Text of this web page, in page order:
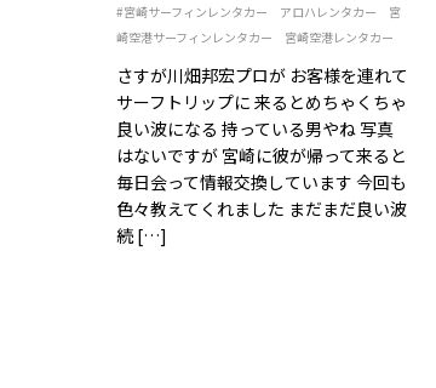
#宮崎サーフィンレンタカー アロハレンタカー
宮
崎空港サーフィンレンタカー
宮崎空港レンタカー
さすが川畑邦宏プロが お客様を連れて
サーフトリップに 来るとめちゃくちゃ
良い波になる 持っている男やね 写真
はないですが 宮崎に彼が帰って来ると
毎日会って情報交換しています 今回も
色々教えてくれました まだまだ良い波
続 […]